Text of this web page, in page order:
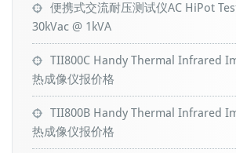
便携式交流耐压测试仪AC HiPot
30kVac @ 1kVA
TII800C Handy Thermal Infrared
热成像仪报价格
TII800B Handy Thermal Infrared
热成像仪报价格